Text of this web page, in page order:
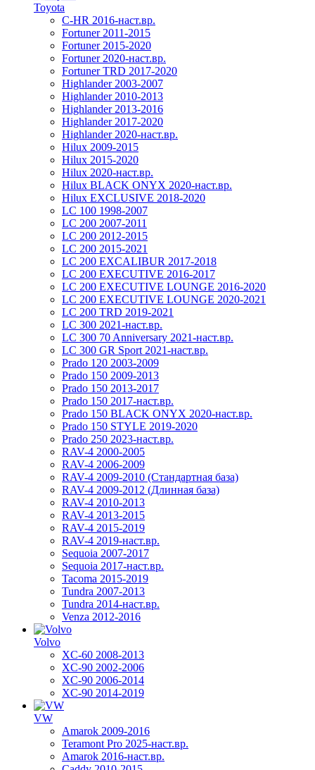
Toyota
C-HR 2016-наст.вр.
Fortuner 2011-2015
Fortuner 2015-2020
Fortuner 2020-наст.вр.
Fortuner TRD 2017-2020
Highlander 2003-2007
Highlander 2010-2013
Highlander 2013-2016
Highlander 2017-2020
Highlander 2020-наст.вр.
Hilux 2009-2015
Hilux 2015-2020
Hilux 2020-наст.вр.
Hilux BLACK ONYX 2020-наст.вр.
Hilux EXCLUSIVE 2018-2020
LC 100 1998-2007
LC 200 2007-2011
LC 200 2012-2015
LC 200 2015-2021
LC 200 EXCALIBUR 2017-2018
LC 200 EXECUTIVE 2016-2017
LC 200 EXECUTIVE LOUNGE 2016-2020
LC 200 EXECUTIVE LOUNGE 2020-2021
LC 200 TRD 2019-2021
LC 300 2021-наст.вр.
LC 300 70 Anniversary 2021-наст.вр.
LC 300 GR Sport 2021-наст.вр.
Prado 120 2003-2009
Prado 150 2009-2013
Prado 150 2013-2017
Prado 150 2017-наст.вр.
Prado 150 BLACK ONYX 2020-наст.вр.
Prado 150 STYLE 2019-2020
Prado 250 2023-наст.вр.
RAV-4 2000-2005
RAV-4 2006-2009
RAV-4 2009-2010 (Стандартная база)
RAV-4 2009-2012 (Длинная база)
RAV-4 2010-2013
RAV-4 2013-2015
RAV-4 2015-2019
RAV-4 2019-наст.вр.
Sequoia 2007-2017
Sequoia 2017-наст.вр.
Tacoma 2015-2019
Tundra 2007-2013
Tundra 2014-наст.вр.
Venza 2012-2016
Volvo
XC-60 2008-2013
XC-90 2002-2006
XC-90 2006-2014
XC-90 2014-2019
VW
Amarok 2009-2016
Teramont Pro 2025-наст.вр.
Amarok 2016-наст.вр.